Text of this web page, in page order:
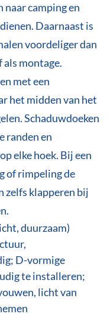
naar camping en
Daarnaast is
voordeliger dan
als montage.
met een
het midden van het
Schaduwdoeken
randen en
elke hoek. Bij een
of rimpeling de
zelfs klapperen bij
duurzaam)
D-vormige
te installeren;
licht van